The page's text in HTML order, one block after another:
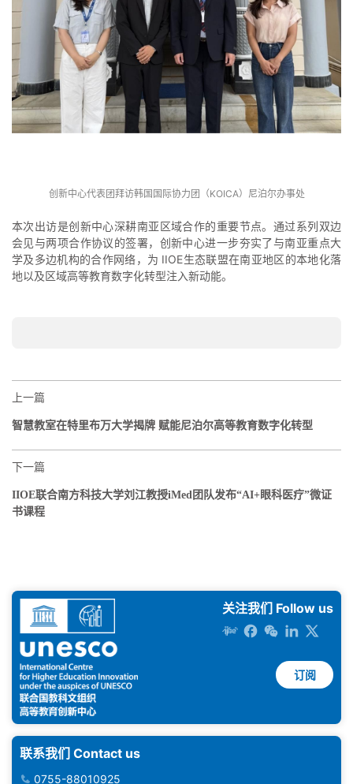
创新中心代表团拜访韩国国际协力团（KOICA）尼泊尔办事处
本次出访是创新中心深耕南亚区域合作的重要节点。通过系列双边
会见与两项合作协议的签署，创新中心进一步夯实了与南亚重点大
学及多边机构的合作网络，为 IIOE生态联盟在南亚地区的本地化落
地以及区域高等教育数字化转型注入新动能。
上一篇
智慧教室在特里布万大学揭牌 赋能尼泊尔高等教育数字化转型
下一篇
IIOE联合南方科技大学刘江教授iMed团队发布“AI+眼科医疗”微证
书课程
关注我们 Follow us
订阅
联系我们 Contact us
0755-88010925